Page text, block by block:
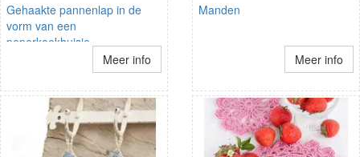
Gehaakte pannenlap in de
vorm van een
peperkoekhuisje
Meer info
Manden
Meer info